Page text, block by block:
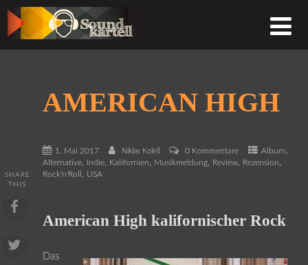
AMERICAN HIGH
1. Mai 2017 Niklas Kolell 0 Kommentare Album,
Alternative, Indie, Kalifornien, Musikmeldung, Review, Rezension,
Rock'n'Roll , USA
SHARE
THIS
American High kalifornischer Rock
Das